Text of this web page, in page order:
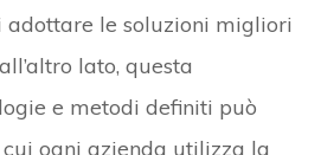
le soluzioni migliori
lato, questa
e metodi definiti può
ogni azienda utilizza la